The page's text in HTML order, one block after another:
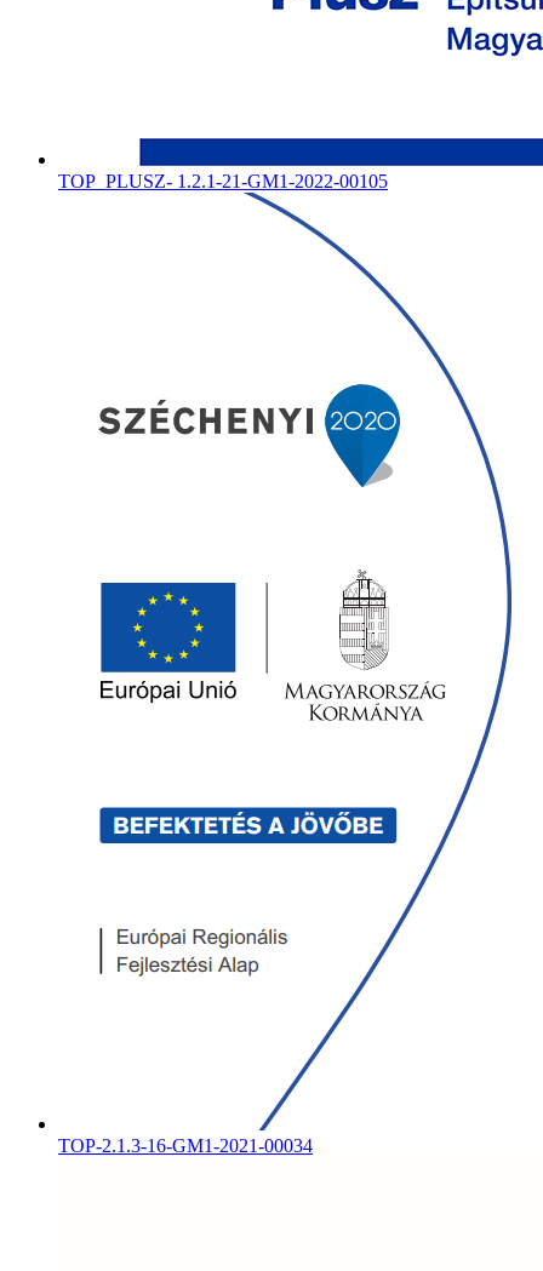
TOP_PLUSZ- 1.2.1-21-GM1-2022-00105
TOP-2.1.3-16-GM1-2021-00034